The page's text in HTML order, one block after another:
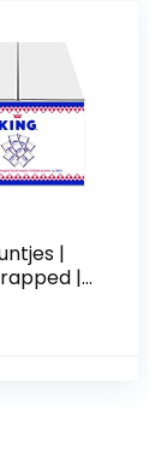
|
|